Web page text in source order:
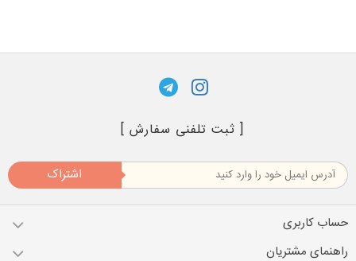
[ ثبت تلفنی سفارش ]
اشتراک
حساب کاربری
راهنمای مشتریان